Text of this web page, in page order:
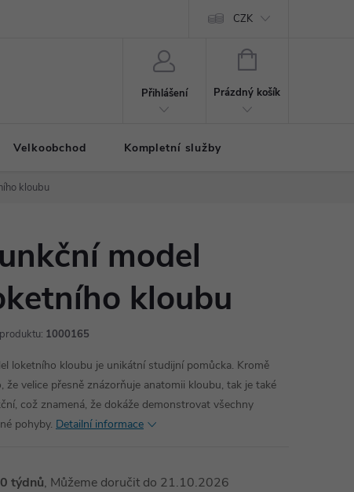
CZK
Přihlášení
NÁKUPNÍ
Prázdný košík
Velkoobchod Kompletní služby
kloubu
model
kloubu
1000165
loketního kloubu je unikátní studijní pomůcka. Kromě
že velice přesně znázorňuje anatomii kloubu, tak je také
což znamená, že dokáže demonstrovat všechny
pohyby. Detailní informace
týdnů 21.10.2026